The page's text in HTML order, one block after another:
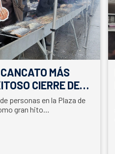
MÁS
CIERRE DE
personas en la Plaza de
gran hito…